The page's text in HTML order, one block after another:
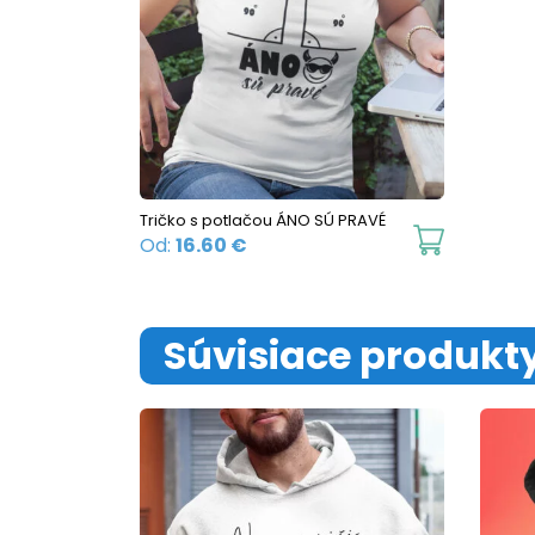
Tričko s potlačou ÁNO SÚ PRAVÉ
Od: 16.60 €
This
multiple
variants.
may
be
Súvisiace